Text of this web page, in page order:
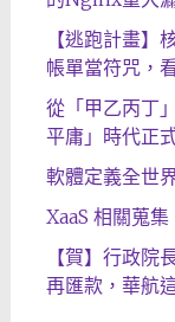
【逃跑計畫】
帳單當符咒，
從「甲乙丙丁
平庸」時代正
軟體定義全世
XaaS 相關蒐集
【賀】行政院
再匯款，華航